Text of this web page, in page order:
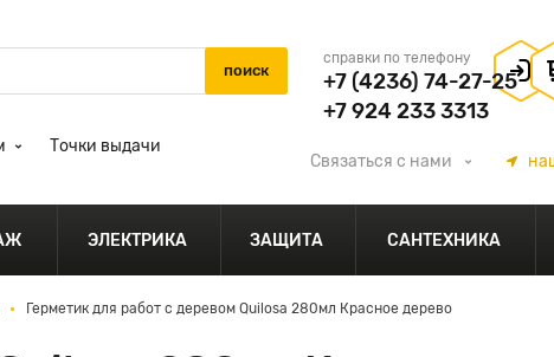
справки по телефону
+7 (4236) 74-27-25
+7 924 233 3313
Точки выдачи
Связаться с нами
ЭЛЕКТРИКА ЗАЩИТА САНТЕХНИКА
Герметик для работ с деревом Quilosa 280мл Красное дерево